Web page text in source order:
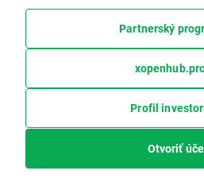
Partnerský
Profil
Otvoriť